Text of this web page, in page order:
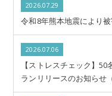
2026.07.29
令和8年熊本地震により
2026.07.06
【ストレスチェック】
ランリリースのお知らせ